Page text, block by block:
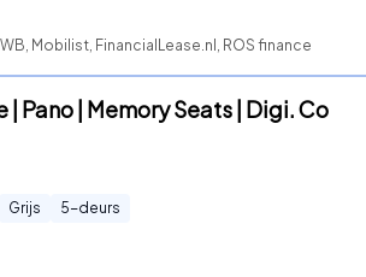
Mobilist, FinancialLease.nl, ROS finance
| Pano | Memory Seats | Digi. Co
Grijs 5-deurs